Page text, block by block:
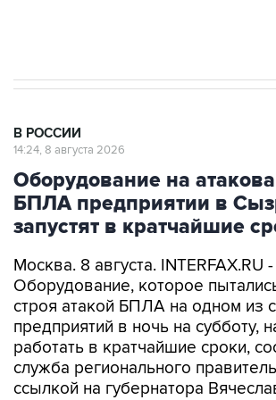
В РОССИИ
14:24, 8 августа 2026
Оборудование на
БПЛА предприятии в
запустят в кратчайшие
Москва. 8 августа. INTERFAX.RU -
Оборудование, которое
строя атакой БПЛА на одном из
предприятий в ночь на субботу,
работать в кратчайшие сроки,
служба регионального
ссылкой на губернатора